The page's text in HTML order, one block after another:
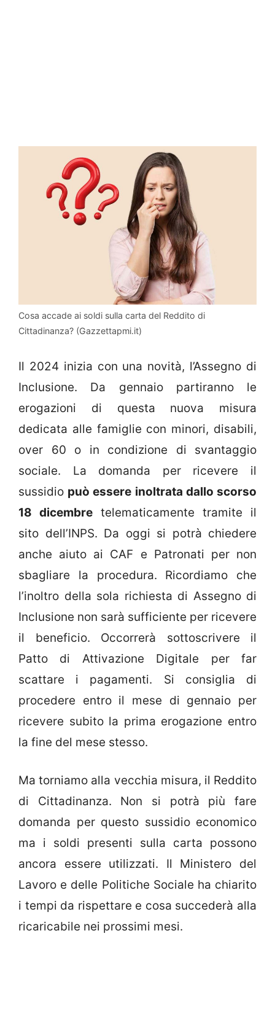
Cosa accade ai soldi sulla carta del Reddito di
Cittadinanza? (Gazzettapmi.it)
Il 2024 inizia con una novità, l’Assegno di
Inclusione. Da gennaio partiranno le
erogazioni di questa nuova misura
dedicata alle famiglie con minori, disabili,
over 60 o in condizione di svantaggio
sociale. La domanda per ricevere il
sussidio può essere inoltrata dallo scorso
18 dicembre telematicamente tramite il
sito dell’INPS. Da oggi si potrà chiedere
anche aiuto ai CAF e Patronati per non
sbagliare la procedura. Ricordiamo che
l’inoltro della sola richiesta di Assegno di
Inclusione non sarà sufficiente per ricevere
il beneficio. Occorrerà sottoscrivere il
Patto di Attivazione Digitale per far
scattare i pagamenti. Si consiglia di
procedere entro il mese di gennaio per
ricevere subito la prima erogazione entro
la fine del mese stesso.
Ma torniamo alla vecchia misura, il Reddito
di Cittadinanza. Non si potrà più fare
domanda per questo sussidio economico
ma i soldi presenti sulla carta possono
ancora essere utilizzati. Il Ministero del
Lavoro e delle Politiche Sociale ha chiarito
i tempi da rispettare e cosa succederà alla
ricaricabile nei prossimi mesi.